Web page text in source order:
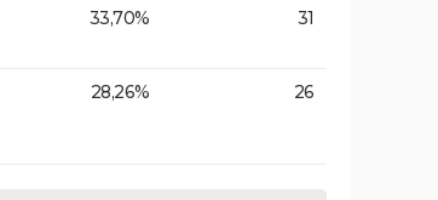
33,70% 31
28,26% 26